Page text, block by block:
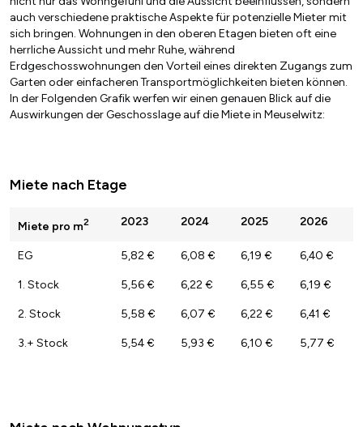
auch verschiedene praktische Aspekte für potenzielle Mieter mit
sich bringen. Wohnungen in den oberen Etagen bieten oft eine
herrliche Aussicht und mehr Ruhe, während
Erdgeschosswohnungen den Vorteil eines direkten Zugangs zum
Garten oder einfacheren Transportmöglichkeiten bieten können.
In der Folgenden Grafik werfen wir einen genauen Blick auf die
Auswirkungen der Geschosslage auf die Miete in Meuselwitz:
Miete nach Etage
Miete pro m2 2023 2024 2025 2026
EG 5,82 € 6,08 € 6,19 € 6,40 €
1. Stock 5,56 € 6,22 € 6,55 € 6,19 €
2. Stock 5,58 € 6,07 € 6,22 € 6,41 €
3.+ Stock 5,54 € 5,93 € 6,10 € 5,77 €